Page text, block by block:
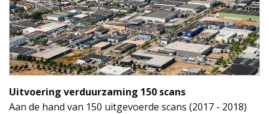
Uitvoering verduurzaming 150 scans
Aan de hand van 150 uitgevoerde scans (2017 - 2018)